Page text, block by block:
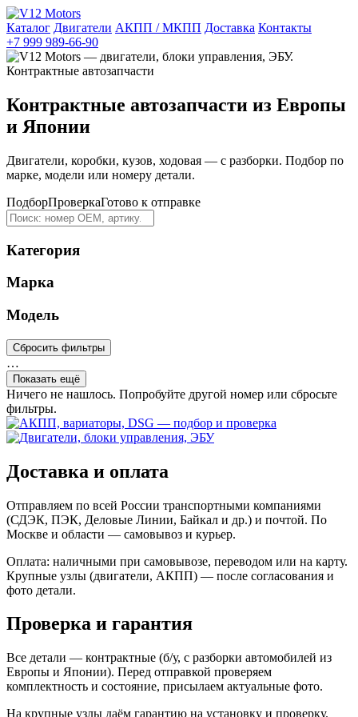
Каталог Двигатели АКПП / МКПП Доставка Контакты
+7 999 989-66-90
Контрактные автозапчасти из Европы
и Японии
Двигатели, коробки, кузов, ходовая — с разборки. Подбор по
марке, модели или номеру детали.
ПодборПроверкаГотово к отправке
Категория
Марка
Модель
Сбросить фильтры
…
Показать ещё
Ничего не нашлось. Попробуйте другой номер или сбросьте
фильтры.
Доставка и оплата
Отправляем по всей России транспортными компаниями
(СДЭК, ПЭК, Деловые Линии, Байкал и др.) и почтой. По
Москве и области — самовывоз и курьер.
Оплата: наличными при самовывозе, переводом или на карту.
Крупные узлы (двигатели, АКПП) — после согласования и
фото детали.
Проверка и гарантия
Все детали — контрактные (б/у, с разборки автомобилей из
Европы и Японии). Перед отправкой проверяем
комплектность и состояние, присылаем актуальные фото.
На крупные узлы даём гарантию на установку и проверку.